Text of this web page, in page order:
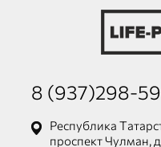
8 (937)298-
Республика
проспект Чулман,